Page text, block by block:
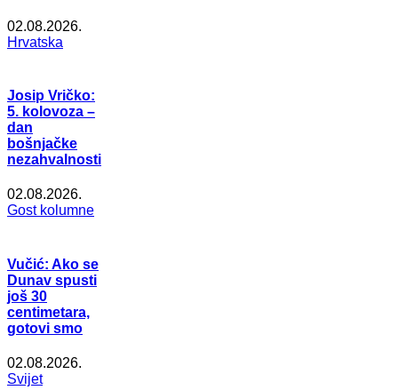
02.08.2026.
Hrvatska
Josip Vričko:
5. kolovoza –
dan
bošnjačke
nezahvalnosti
02.08.2026.
Gost kolumne
Vučić: Ako se
Dunav spusti
još 30
centimetara,
gotovi smo
02.08.2026.
Svijet